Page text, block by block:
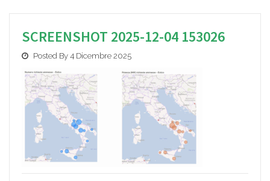
SCREENSHOT 2025-12-04 153026
Posted By 4 Dicembre 2025